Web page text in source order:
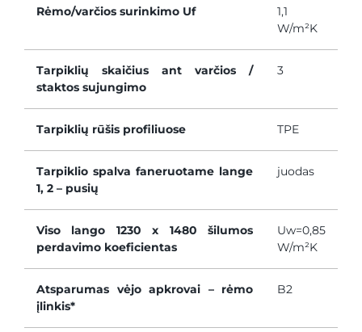
Rėmo/varčios surinkimo Uf
1,1
W/m²K
Tarpiklių skaičius ant varčios /
staktos sujungimo
3
Tarpiklių rūšis profiliuose TPE
Tarpiklio spalva faneruotame lange
1, 2 – pusių
juodas
Viso lango 1230 x 1480 šilumos
perdavimo koeficientas
Uw=0,85
W/m²K
Atsparumas vėjo apkrovai – rėmo
įlinkis*
B2